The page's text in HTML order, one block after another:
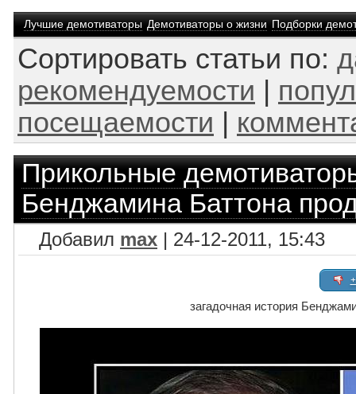
Лучшие демотиваторы Демотиваторы о жизни Подборки
Сортировать статьи по:
рекомендуемости
посещаемости
Прикольные
Бенджамина Баттона
Добавил max | 24-12-2011, 15:43
загадочная история